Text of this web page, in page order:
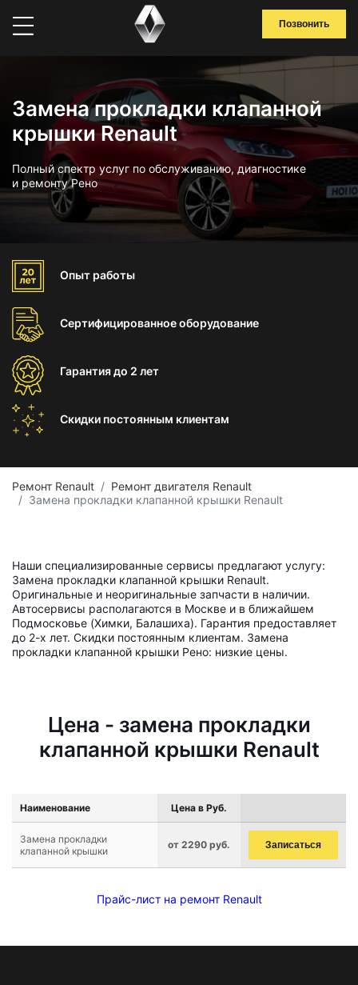
Позвонить
Замена прокладки клапанной
крышки Renault
Полный спектр услуг по обслуживанию, диагностике
и ремонту Рено
Опыт работы
Сертифицированноеоборудование
Гарантиядо 2 лет
Скидки постоянным клиентам
Ремонт Renault
Ремонт двигателя Renault
Замена прокладки клапанной крышки Renault
Наши специализированные сервисы предлагают услугу:
Замена прокладки клапанной крышки Renault.
Оригинальные и неоригинальные запчасти в наличии.
Автосервисы располагаются в Москве и в ближайшем
Подмосковье (Химки, Балашиха). Гарантия предоставляет
до 2-х лет. Скидки постоянным клиентам. Замена
прокладки клапанной крышки Рено: низкие цены.
Цена - замена прокладки
клапанной крышки Renault
Наименование Цена в Руб.
Замена прокладки
клапанной крышки
от 2290 руб. Записаться
Прайс-лист на ремонт Renault